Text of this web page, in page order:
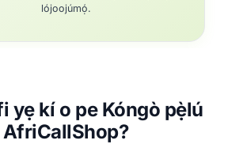
lójoojúmọ́.
yẹ kí o pe Kóngò pẹ̀lú
AfriCallShop?